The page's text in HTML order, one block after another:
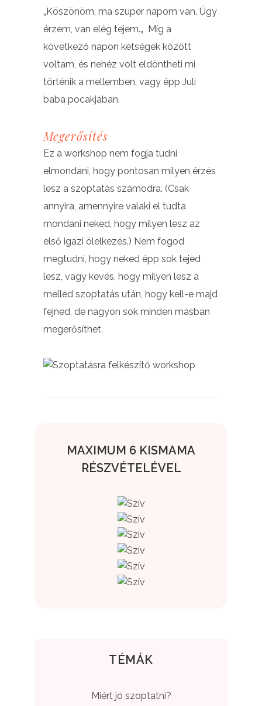
„Köszönöm, ma szuper napom van. Úgy
érzem, van elég tejem.„ Míg a
következő napon kétségek között
voltam, és nehéz volt eldöntheti mi
történik a mellemben, vagy épp Juli
baba pocakjában.
Megerősítés
Ez a workshop nem fogja tudni
elmondani, hogy pontosan milyen érzés
lesz a szoptatás számodra. (Csak
annyira, amennyire valaki el tudta
mondani neked, hogy milyen lesz az
első igazi ölelkezés.) Nem fogod
megtudni, hogy neked épp sok tejed
lesz, vagy kevés, hogy milyen lesz a
melled szoptatás után, hogy kell-e majd
fejned, de nagyon sok minden másban
megerősíthet.
MAXIMUM 6 KISMAMA
RÉSZVÉTELÉVEL
TÉMÁK
Miért jó szoptatni?